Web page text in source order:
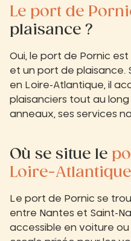
Le port de
plaisance ?
Oui, le port de Pornic
et un port de plaisance.
en Loire-Atlantique, il
plaisanciers tout au long
anneaux, ses services
Où se situe le
Loire-
Le port de Pornic se
entre Nantes et Saint-
accessible en voiture